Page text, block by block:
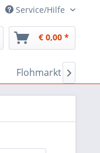
Service/Hilfe
€ 0,00 *
Flohmarkt Bazar
